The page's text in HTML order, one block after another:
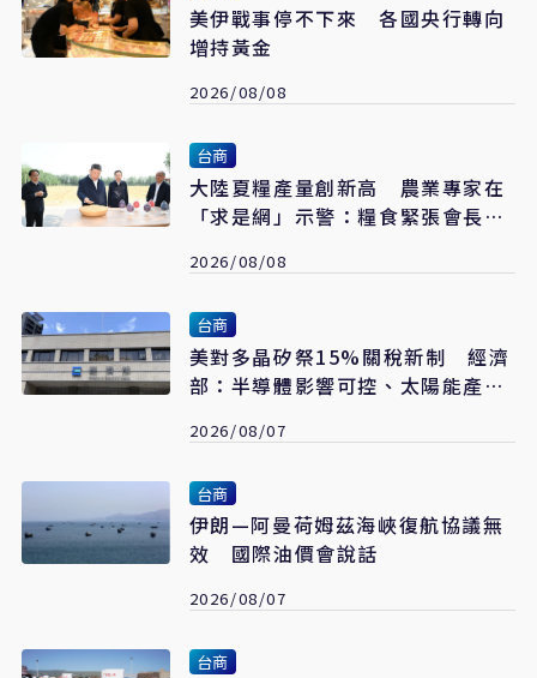
美伊戰事停不下來 各國央行轉向
增持黃金
2026/08/08
台商
大陸夏糧產量創新高 農業專家在
「求是網」示警：糧食緊張會長期
2026/08/08
台商
美對多晶矽祭15%關稅新制 經濟
部：半導體影響可控、太陽能產業
2026/08/07
台商
伊朗—阿曼荷姆茲海峽復航協議無
效 國際油價會說話
2026/08/07
台商